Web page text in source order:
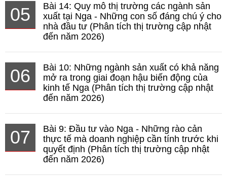
05
Bài 14: Quy mô thị trường các ngành sản
xuất tại Nga - Những con số đáng chú ý cho
nhà đầu tư (Phân tích thị trường cập nhật
đến năm 2026)
06
Bài 10: Những ngành sản xuất có khả năng
mở ra trong giai đoạn hậu biến động của
kinh tế Nga (Phân tích thị trường cập nhật
đến năm 2026)
07
Bài 9: Đầu tư vào Nga - Những rào cản
thực tế mà doanh nghiệp cần tính trước khi
quyết định (Phân tích thị trường cập nhật
đến năm 2026)